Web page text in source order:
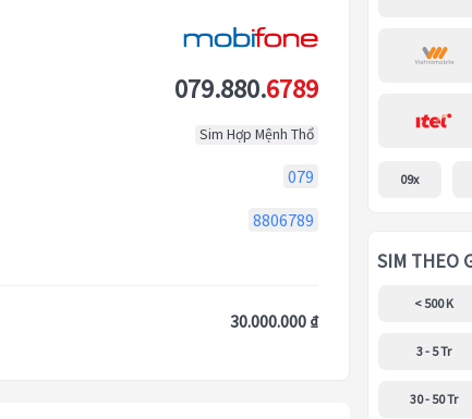
079.880.6789
Sim Hợp Mệnh Thổ
079
8806789
30.000.000 ₫
09x
SIM THEO
< 500 K
3 - 5 Tr
30 - 50 Tr